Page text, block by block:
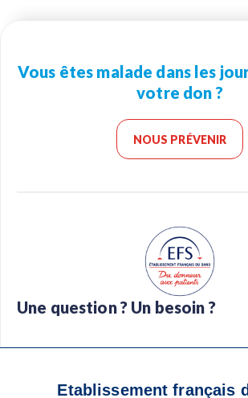
Vous êtes malade dans les
votre don ?
NOUS PRÉVENIR
Une question ? Un besoin ?
Téléchargez l’app Don de sang
Etablissement français